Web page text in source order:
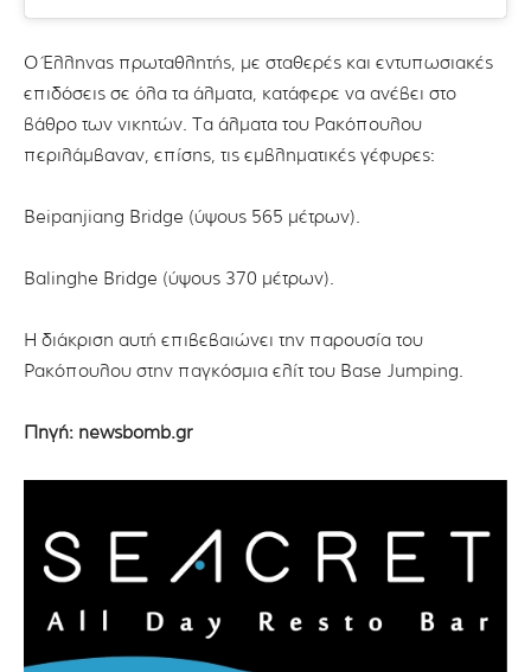
Ο Έλληνας πρωταθλητής, με σταθερές και εντυπωσιακές
επιδόσεις σε όλα τα άλματα, κατάφερε να ανέβει στο
βάθρο των νικητών. Τα άλματα του Ρακόπουλου
περιλάμβαναν, επίσης, τις εμβληματικές γέφυρες:
Beipanjiang Bridge (ύψους 565 μέτρων).
Balinghe Bridge (ύψους 370 μέτρων).
Η διάκριση αυτή επιβεβαιώνει την παρουσία του
Ρακόπουλου στην παγκόσμια ελίτ του Base Jumping.
Πηγή: newsbomb.gr